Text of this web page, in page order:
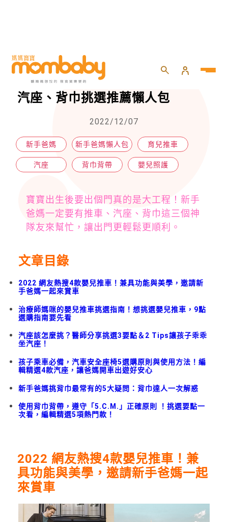
HOME 嬰兒 嬰兒照護
新手爸媽外出必備3神器：推車、
汽座、背巾挑選推薦懶人包
2022/12/07
新手爸媽 新手爸媽懶人包 育兒推車
汽座 背巾背帶 嬰兒照護
寶寶出生後要出個門真的是大工程！新手
爸媽一定要有推車、汽座、背巾這三個神
隊友來幫忙，讓出門更輕鬆更順利。
文章目錄
2022 網友熱搜4款嬰兒推車！兼具功能與美學，邀請新
手爸媽一起來賞車
治療師媽咪的嬰兒推車挑選指南！想挑選嬰兒推車，9點
選購指南要先看
汽座該怎麼挑？醫師分享挑選3要點＆2 Tips讓孩子乖乖
坐汽座！
孩子乘車必備，汽車安全座椅5選購原則與使用方法！編
輯精選4款汽座，讓爸媽開車出遊好安心
新手爸媽挑背巾最常有的5大疑問：背巾達人一次解惑
使用背巾背帶，遵守「5.C.M.」正確原則 ！挑選要點一
次看，編輯精選5項熱門款！
2022 網友熱搜4款嬰兒推車！兼
具功能與美學，邀請新手爸媽一起
來賞車